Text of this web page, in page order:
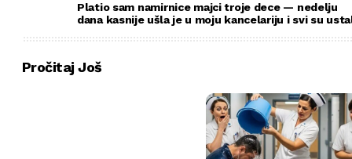
Platio sam namirnice majci troje dece — nedelju
dana kasnije ušla je u moju kancelariju i svi su
Pročitaj Još